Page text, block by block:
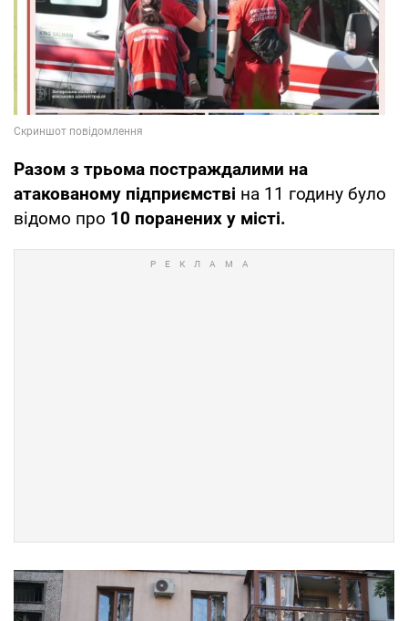
Разом з трьома постраждалими на
атакованому підприємстві на 11 годину було
відомо про 10 поранених у місті.